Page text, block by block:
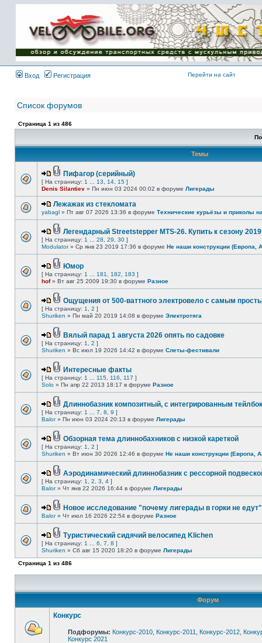
Имя пользователя:
Пароль:
{ LOG_ME_IN_SHORT
}
Вход
Регистрация Перейти на сайт
Список форумов
Страница 1 из 486
Темы
Пифагор (серийный)
[ На страницу: 1 13 14 15 ]
Denis Silantiev » Пн июн 03 2024 00:02 в форуме Лигерады
Лежажак из стекломата
yabagl » Пт авг 07 2026 13:36 в форуме Технические курьёзы и приколы
Легендарный Streetstepper MTS-26. Купить к сезону
[ На страницу: 1 28 29 30 ]
Modulator» Ср янв 23 2019 17:36 в форуме Не наши конструкции (Европа,
Юмор
[ На страницу: 1 181 182 183 ]
hof» Вт авг 25 2009 19:30 в форуме Разное
Ощущения от 500-ваттного электровело с самым
[ На страницу: 1 2 ]
Shuriken » Пн май 20 2019 14:08 в форуме Электротяга
Вялый парад 1 августа 2026 опять по садовке
[ На страницу: 1 2 ]
Shuriken » Вс июл 19 2026 14:42 в форуме Слеты-фестивали
Интересные факты
[ На страницу: 1 115 116 117 ]
Solo » Пн апр 22 2013 18:17 в форуме Разное
Длиннобазник композитный, с интегрированным
[ На страницу: 1 7 8 9 ]
Balor» Пн июн 03 2024 20:13 в форуме Лигерады
Обзорная тема длиннобахников с низкой кареткой
[ На страницу: 1 2 ]
Shuriken » Вт июн 30 2026 12:46 в форуме Не наши конструкции (Европа,
Аэродинамический длиннобазник с рессорной
[ На страницу: 1 2 3 4 ]
Balor» Чт янв 22 2026 16:44 в форуме Лигерады
Новое исследование "почему лигерады в горки не
Balor» Чт июл 16 2026 22:54 в форуме Разное
Туристический сидячий велосипед Klichen
[ На страницу: 1 6 7 8 ]
Shuriken » Сб авг 15 2020 18:20 в форуме Лигерады
Страница 1 из 486
Форум
Конкурс
Подфорумы: Конкурс-2010 Конкурс-2011 Конкурс-2012
Конкурс 2021